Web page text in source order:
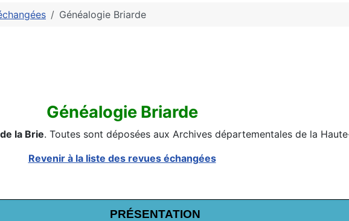
Généalogie Briarde
Généalogie Briarde
la Brie. Toutes sont déposées aux Archives départementales de la
Revenir à la liste des revues échangées
PRÉSENTATION